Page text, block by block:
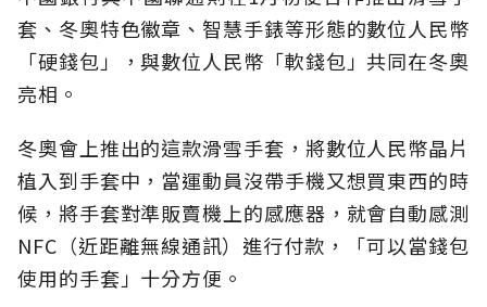
套、冬奧特色徽章、智慧手錶等形態的數位人民幣
「硬錢包」，與數位人民幣「軟錢包」共同在冬奧
亮相。
冬奧會上推出的這款滑雪手套，將數位人民幣晶片
植入到手套中，當運動員沒帶手機又想買東西的時
候，將手套對準販賣機上的感應器，就會自動感測
NFC（近距離無線通訊）進行付款，「可以當錢包
使用的手套」十分方便。